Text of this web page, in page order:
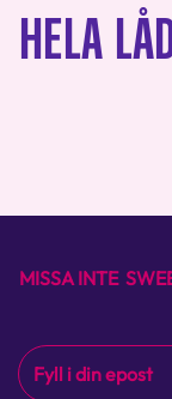
HELA
MISSA INTE